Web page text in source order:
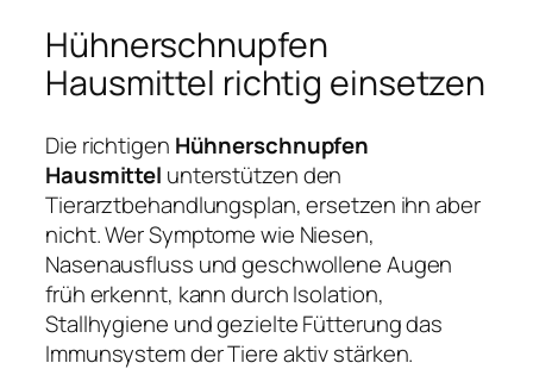
Hühnerschnupfen
Hausmittel richtig einsetzen
Die richtigen Hühnerschnupfen
Hausmittel unterstützen den
Tierarztbehandlungsplan, ersetzen ihn aber
nicht. Wer Symptome wie Niesen,
Nasenausfluss und geschwollene Augen
früh erkennt, kann durch Isolation,
Stallhygiene und gezielte Fütterung das
Immunsystem der Tiere aktiv stärken.